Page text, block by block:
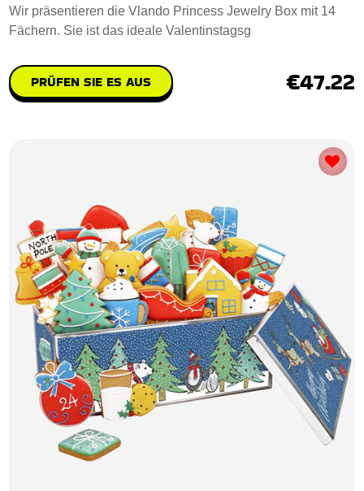
Wir präsentieren die Vlando Princess Jewelry Box mit 14
Fächern. Sie ist das ideale Valentinstagsg
PRÜFEN SIE ES AUS €47.22